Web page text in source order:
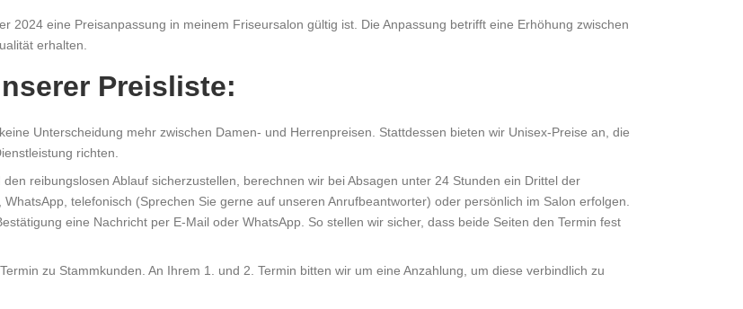
2024 eine Preisanpassung in meinem Friseursalon gültig ist. Die Anpassung betrifft eine Erhöhung zwischen
erhalten.
Preisliste:
Unterscheidung mehr zwischen Damen- und Herrenpreisen. Stattdessen bieten wir Unisex-Preise an, die
richten.
reibungslosen Ablauf sicherzustellen, berechnen wir bei Absagen unter 24 Stunden ein Drittel der
telefonisch (Sprechen Sie gerne auf unseren Anrufbeantworter) oder persönlich im Salon erfolgen.
eine Nachricht per E-Mail oder WhatsApp. So stellen wir sicher, dass beide Seiten den Termin fest
zu Stammkunden. An Ihrem 1. und 2. Termin bitten wir um eine Anzahlung, um diese verbindlich zu